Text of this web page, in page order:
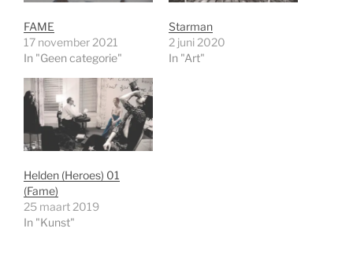
FAME
17 november 2021
In "Geen categorie"
Starman
2 juni 2020
In "Art"
Helden (Heroes) 01
(Fame)
25 maart 2019
In "Kunst"